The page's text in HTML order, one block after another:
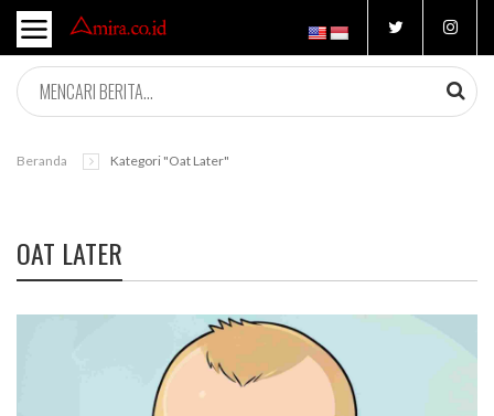
Beranda Kategori "oat Later"
OAT LATER